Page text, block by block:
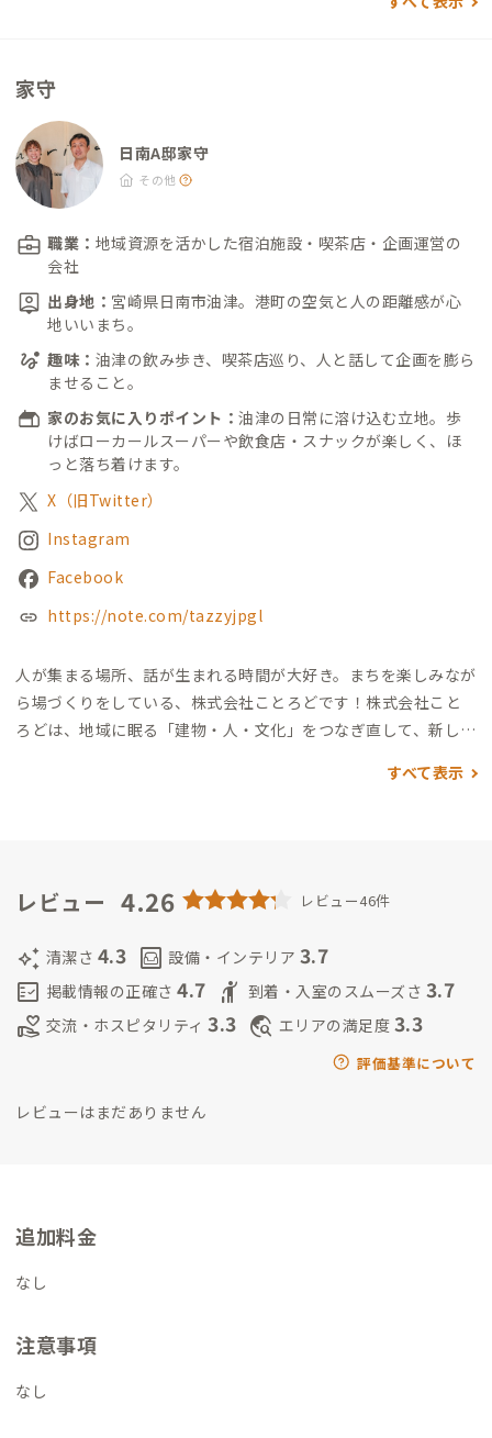
家守
日南A邸家守
その他
職業： 地域資源を活かした宿泊施設・喫茶店・企画運営の
会社
出身地： 宮崎県日南市油津。港町の空気と人の距離感が心
地いいまち。
趣味： 油津の飲み歩き、喫茶店巡り、人と話して企画を膨ら
ませること。
家のお気に入りポイント： 油津の日常に溶け込む立地。歩
けばローカールスーパーや飲食店・スナックが楽しく、ほ
っと落ち着けます。
X（旧Twitter）
Instagram
Facebook
https://note.com/tazzyjpgl
人が集まる場所、話が生まれる時間が大好き。まちを楽しみなが
ら場づくりをしている、株式会社ことろどです！ 株式会社こと
ろどは、地域に眠る「建物・人・文化」をつなぎ直して、新しい
した宿の運営や喫茶店「油津珈琲+」をはじめ、イベント企画・
すべて表示
レビュー 4.26 レビュー46件
auto_awesome 清潔さ 4.3 living 設備・インテリア 3.7
fact_check 掲載情報の正確さ 4.7 hail 到着・入室のスムーズさ 3.7
volunteer_activism 交流・ホスピタリティ 3.3 travel_explore エリアの満足度 3.3
評価基準について
レビューはまだありません
追加料金
なし
注意事項
なし